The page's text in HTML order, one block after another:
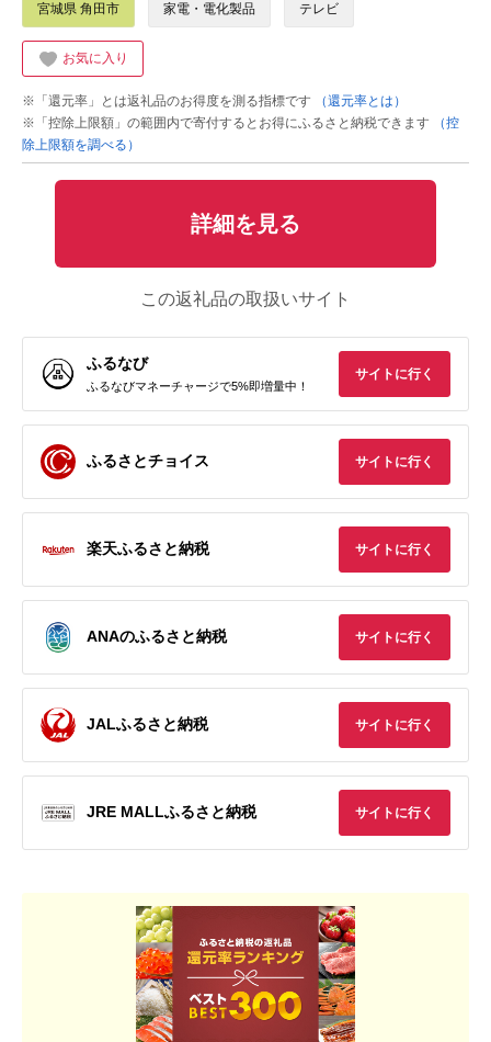
宮城県 角田市 家電・電化製品 テレビ
お気に入り
※「還元率」とは返礼品のお得度を測る指標です
（還元率とは）
※「控除上限額」の範囲内で寄付するとお得にふるさと納税できます
（控
除上限額を調べる）
詳細を見る
この返礼品の取扱いサイト
ふるなび
ふるなびマネーチャージで5%即増量中！
サイトに行く
ふるさとチョイス サイトに行く
楽天ふるさと納税 サイトに行く
ANAのふるさと納税 サイトに行く
JALふるさと納税 サイトに行く
JRE MALLふるさと納税 サイトに行く